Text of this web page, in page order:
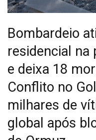
Bombardeio
residencial na
e deixa 18
Conflito no
milhares de
global após